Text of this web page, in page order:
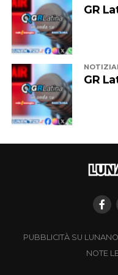
servizio gratuito per
GR
GR
PUBBLICITÀ SU
NOTE